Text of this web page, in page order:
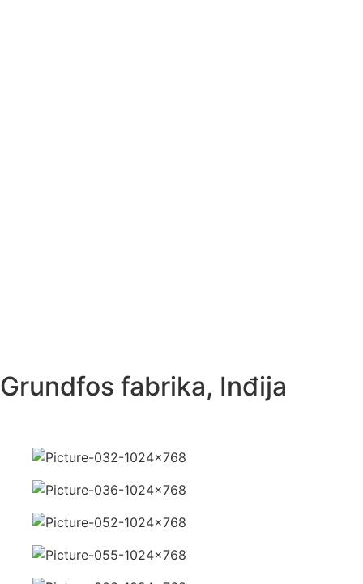
Grundfos fabrika, Inđija